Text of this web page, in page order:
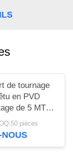
de tournage
en PVD
de 5 MT
allié
pièces